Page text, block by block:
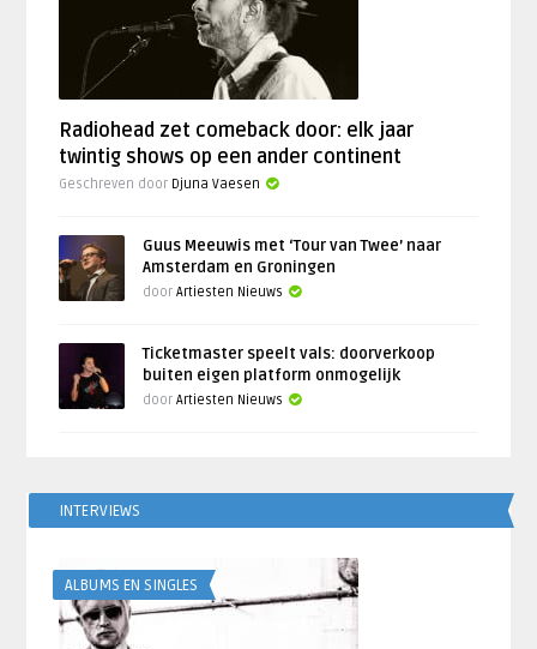
Radiohead zet comeback door: elk jaar
twintig shows op een ander continent
Geschreven door Djuna Vaesen
Guus Meeuwis met ‘Tour van Twee’ naar
Amsterdam en Groningen
doorArtiesten Nieuws
Ticketmaster speelt vals: doorverkoop
buiten eigen platform onmogelijk
doorArtiesten Nieuws
INTERVIEWS
ALBUMS EN SINGLES